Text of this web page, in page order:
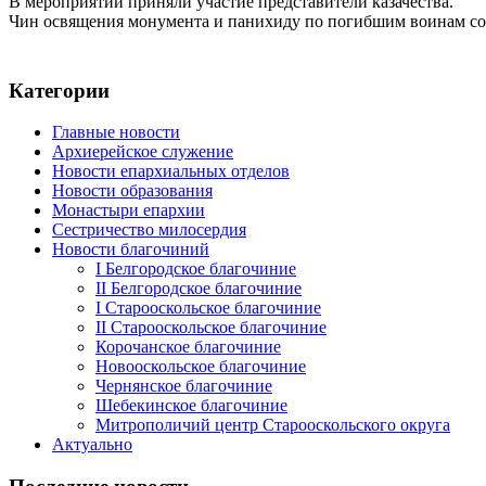
Чин освящения монумента и панихиду по погибшим воинам
Категории
Главные новости
Архиерейское служение
Новости епархиальных отделов
Новости образования
Монастыри епархии
Сестричество милосердия
Новости благочиний
I Белгородское благочиние
II Белгородское благочиние
I Старооскольское благочиние
II Старооскольское благочиние
Корочанское благочиние
Новооскольское благочиние
Чернянское благочиние
Шебекинское благочиние
Митрополичий центр Старооскольского округа
Актуально